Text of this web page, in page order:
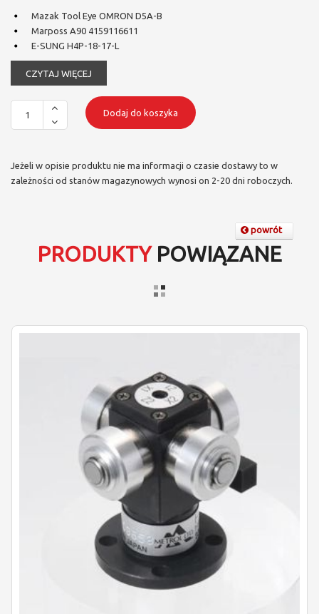
Mazak Tool Eye OMRON D5A-B
Marposs A90 4159116611
E-SUNG H4P-18-17-L
CZYTAJ WIĘCEJ
Dodaj do koszyka
Jeżeli w opisie produktu nie ma informacji o czasie dostawy to w
zależności od stanów magazynowych wynosi on 2-20 dni roboczych.
powrót
PRODUKTYPOWIĄZANE